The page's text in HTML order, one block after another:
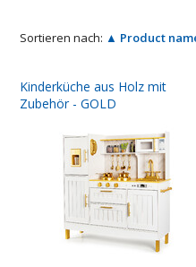
Sortieren nach: ▲ Product
Kinderküche aus Holz mit
Zubehör - GOLD